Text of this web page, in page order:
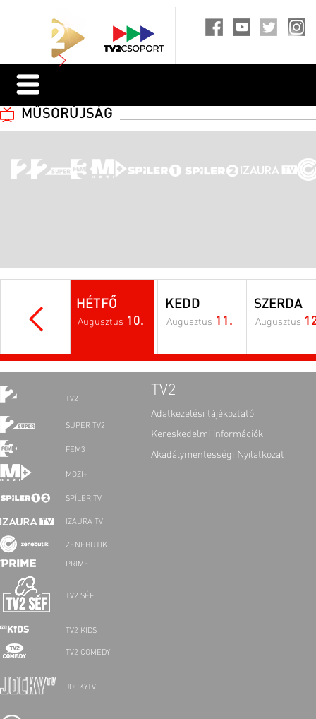
MŰSORÚJSÁG
HÉTFŐ
Augusztus 10.
KEDD
Augusztus 11.
SZERDA
Augusztus
TV2
SUPER TV2
FEM3
MOZI+
SPÍLER TV
IZAURA TV
ZENEBUTIK
PRIME
TV2 SÉF
TV2 KIDS
TV2 COMEDY
JOCKYTV
TV2
Adatkezelési tájékoztató
Kereskedelmi információk
Akadálymentességi Nyilatkozat